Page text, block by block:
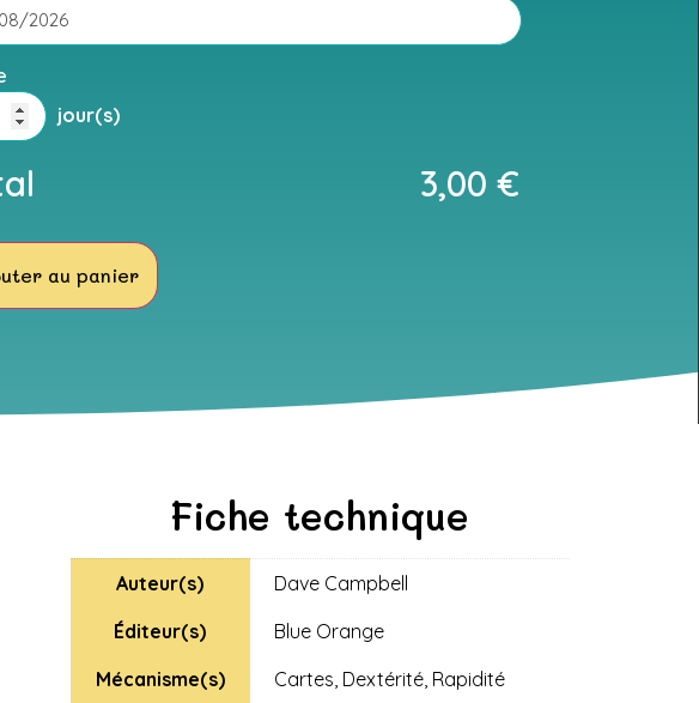
jour(s)
3,00 €
au panier
Fiche technique
Auteur(s)
Dave Campbell
Éditeur(s)
Blue Orange
Mécanisme(s)
Cartes, Dextérité, Rapidité